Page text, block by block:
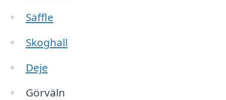
Säffle
Skoghall
Deje
Görväln